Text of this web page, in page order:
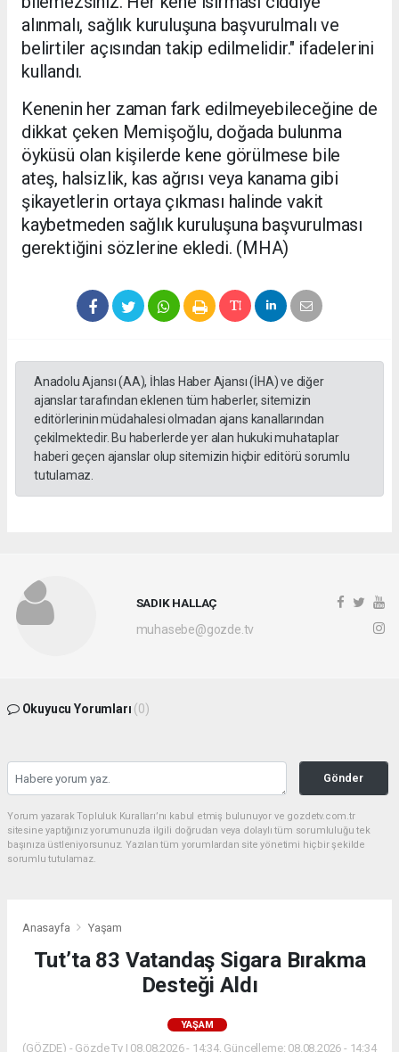
alınmalı, sağlık kuruluşuna başvurulmalı ve
belirtiler açısından takip edilmelidir." ifadelerini
kullandı.
Kenenin her zaman fark edilmeyebileceğine de
dikkat çeken Memişoğlu, doğada bulunma
öyküsü olan kişilerde kene görülmese bile
ateş, halsizlik, kas ağrısı veya kanama gibi
şikayetlerin ortaya çıkması halinde vakit
kaybetmeden sağlık kuruluşuna başvurulması
gerektiğini sözlerine ekledi. (MHA)
Anadolu Ajansı (AA), İhlas Haber Ajansı (İHA) ve diğer
ajanslar tarafından eklenen tüm haberler, sitemizin
editörlerinin müdahalesi olmadan ajans kanallarından
çekilmektedir. Bu haberlerde yer alan hukuki muhataplar
haberi geçen ajanslar olup sitemizin hiçbir editörü sorumlu
tutulamaz.
SADIK HALLAÇ
muhasebe@gozde.tv
Okuyucu Yorumları (0)
Gönder
Yorum yazarak Topluluk Kuralları’nı kabul etmiş bulunuyor ve gozdetv.com.tr
sitesine yaptığınız yorumunuzla ilgili doğrudan veya dolaylı tüm sorumluluğu tek
başınıza üstleniyorsunuz. Yazılan tüm yorumlardan site yönetimi hiçbir şekilde
sorumlu tutulamaz.
Anasayfa Yaşam
Tut’ta 83 Vatandaş Sigara Bırakma
Desteği Aldı
YAŞAM
(GÖZDE) - Gözde Tv | 08.08.2026 - 14:34, Güncelleme: 08.08.2026 - 14:34